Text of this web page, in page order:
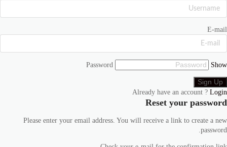
E-mail
Password Show
Already have an account ? Login
Reset your password
Please enter your email address. You will receive a link to create a new
password.